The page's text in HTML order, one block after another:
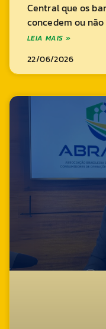
Central que os
concedem ou
LEIA MAIS »
22/06/2026